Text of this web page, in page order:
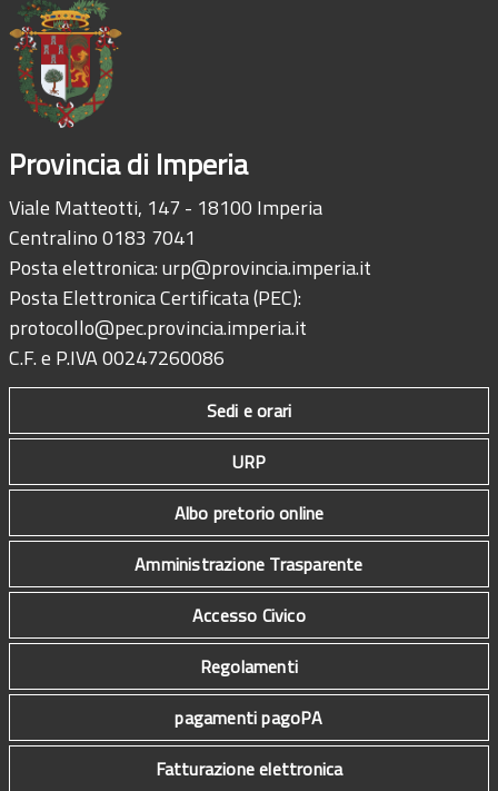
Provincia di Imperia
Viale Matteotti, 147 - 18100 Imperia
Centralino 0183 7041
Posta elettronica:urp@provincia.imperia.it
Posta Elettronica Certificata (PEC):
protocollo@pec.provincia.imperia.it
C.F. e P.IVA 00247260086
Sedi e orari
URP
Albo pretorio online
Amministrazione Trasparente
Accesso Civico
Regolamenti
pagamenti pagoPA
Fatturazione elettronica